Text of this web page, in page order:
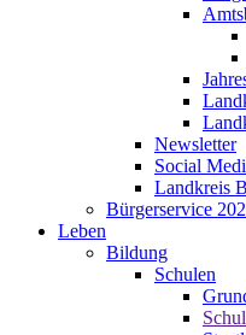
Newsletter
Social
Landkreis
Bürgerservice
Leben
Bildung
Schulen